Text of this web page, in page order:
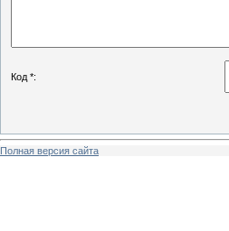
Код *:
Полная версия сайта